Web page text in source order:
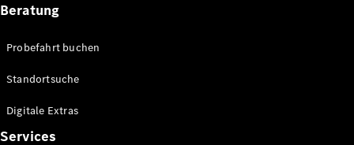
Beratung
Probefahrt buchen
Standortsuche
Digitale Extras
Services